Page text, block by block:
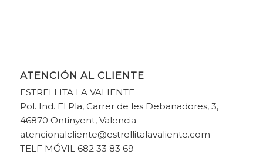
ATENCIÓN AL CLIENTE
ESTRELLITA LA VALIENTE
Pol. Ind. El Pla, Carrer de les Debanadores, 3,
46870 Ontinyent, Valencia
atencionalcliente@estrellitalavaliente.com
TELF MÓVIL 682 33 83 69